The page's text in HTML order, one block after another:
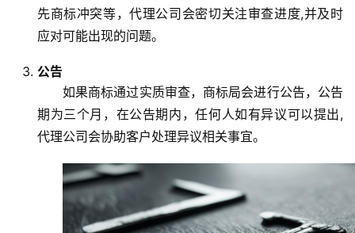
先商标冲突等，代理公司会密切关注审查进度,并及时
应对可能出现的问题。
公告
如果商标通过实质审查，商标局会进行公告，公告
期为三个月，在公告期内，任何人如有异议可以提出,
代理公司会协助客户处理异议相关事宜。